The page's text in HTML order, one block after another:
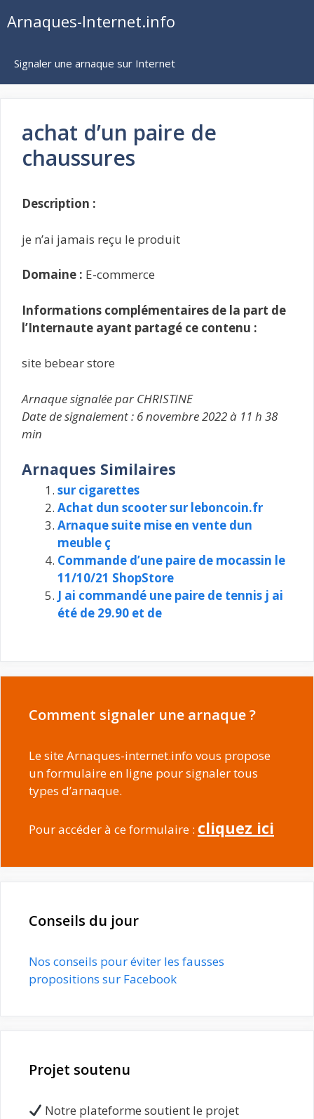
auArnaques-Internet.info
Signaler une arnaque sur Internet
achat d’un paire de
chaussures
Description :
je n’ai jamais reçu le produit
Domaine : E-commerce
Informations complémentaires de la part de
l’Internaute ayant partagé ce contenu :
site bebear store
Arnaque signalée par CHRISTINE
Date de signalement : 6 novembre 2022 à 11 h 38
min
Arnaques Similaires
sur cigarettes
Achat dun scooter sur leboncoin.fr
Arnaque suite mise en vente dun
meuble ç
Commande d’une paire de mocassin le
11/10/21 ShopStore
J ai commandé une paire de tennis j ai
été de 29.90 et de
Comment signaler une arnaque ?
Le site Arnaques-internet.info vous propose
un formulaire en ligne pour signaler tous
types d’arnaque.
Pour accéder à ce formulaire : cliquez ici
Conseils du jour
Nos conseils pour éviter les fausses
propositions sur Facebook
Projet soutenu
Notre plateforme soutient le projet